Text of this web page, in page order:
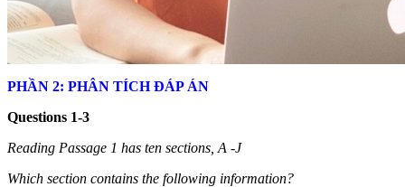
PHẦN 2: PHÂN TÍCH ĐÁP ÁN
Questions 1-3
Reading Passage 1 has ten sections, A -J
Which section contains the following information?